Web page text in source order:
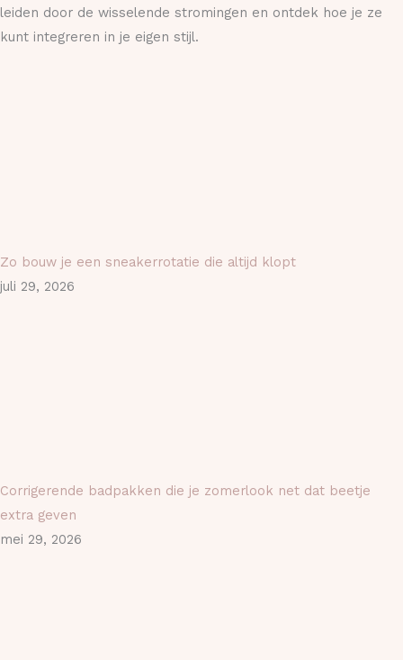
leiden door de wisselende stromingen en ontdek hoe je ze
kunt integreren in je eigen stijl.
Zo bouw je een sneakerrotatie die altijd klopt
juli 29, 2026
Corrigerende badpakken die je zomerlook net dat beetje
extra geven
mei 29, 2026